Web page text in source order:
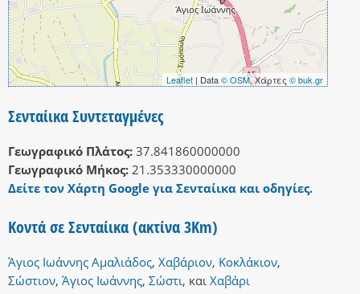
Leaflet | Data© OSM, Χάρτες © buk.gr
Σενταίικα Συντεταγμένες
Γεωγραφικό Πλάτος: 37.841860000000
Γεωγραφικό Μήκος: 21.353330000000
Δείτε τον Χάρτη Google για Σενταίικα και οδηγίες.
Κοντά σε Σενταίικα (ακτίνα 3Km)
Άγιος Ιωάννης Αμαλιάδος, Χαβάριον, Κοκλάκιον,
Σώστιον, Άγιος Ιωάννης, Σώστι, και Χαβάρι